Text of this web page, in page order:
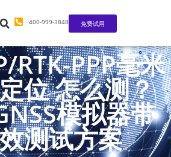
400-999-3848 免费试用
RTK-PPP毫米
位 怎么测？
模拟器带
测试方案